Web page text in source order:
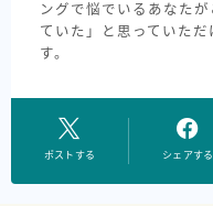
ングで悩でいるあなた
ていた」と思っていた
す。
ポストする シェアする